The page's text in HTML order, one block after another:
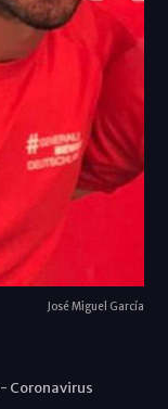
José Miguel García
- Coronavirus